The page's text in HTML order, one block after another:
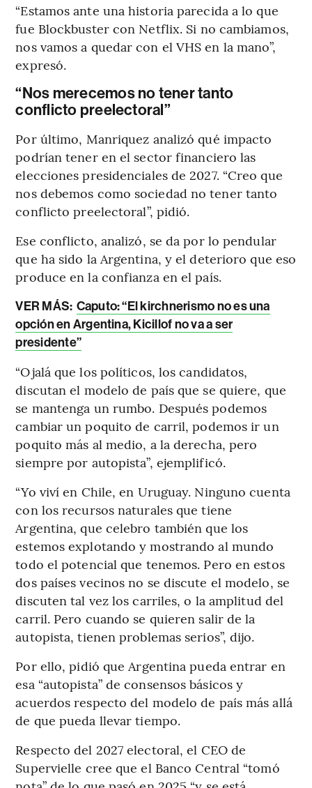
“Estamos ante una historia parecida a lo que
fue Blockbuster con Netflix. Si no cambiamos,
nos vamos a quedar con el VHS en la mano”,
expresó.
“Nos merecemos no tener tanto
conflicto preelectoral”
Por último, Manriquez analizó qué impacto
podrían tener en el sector financiero las
elecciones presidenciales de 2027. “Creo que
nos debemos como sociedad no tener tanto
conflicto preelectoral”, pidió.
Ese conflicto, analizó, se da por lo pendular
que ha sido la Argentina, y el deterioro que eso
produce en la confianza en el país.
VER MÁS: Caputo: “El kirchnerismo no es una
opción en Argentina, Kicillof no va a ser
presidente”
“Ojalá que los políticos, los candidatos,
discutan el modelo de país que se quiere, que
se mantenga un rumbo. Después podemos
cambiar un poquito de carril, podemos ir un
poquito más al medio, a la derecha, pero
siempre por autopista”, ejemplificó.
“Yo viví en Chile, en Uruguay. Ninguno cuenta
con los recursos naturales que tiene
Argentina, que celebro también que los
estemos explotando y mostrando al mundo
todo el potencial que tenemos. Pero en estos
dos países vecinos no se discute el modelo, se
discuten tal vez los carriles, o la amplitud del
carril. Pero cuando se quieren salir de la
autopista, tienen problemas serios”, dijo.
Por ello, pidió que Argentina pueda entrar en
esa “autopista” de consensos básicos y
acuerdos respecto del modelo de país más allá
de que pueda llevar tiempo.
Respecto del 2027 electoral, el CEO de
Supervielle cree que el Banco Central “tomó